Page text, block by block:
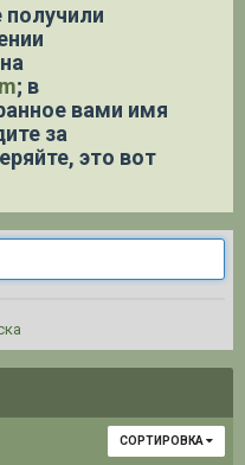
; в
вами имя
за
это вот
СОРТИРОВКА